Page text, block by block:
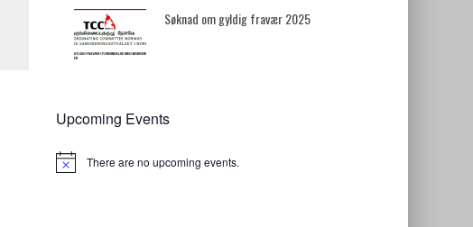
Søknad om gyldig fravær 2025
Upcoming Events
Notice There are no upcoming events.